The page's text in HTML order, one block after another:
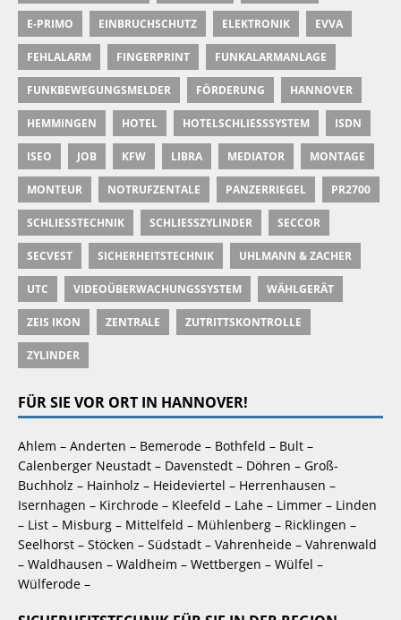
E-PRIMO EINBRUCHSCHUTZ ELEKTRONIK EVVA
FEHLALARM FINGERPRINT FUNKALARMANLAGE
FUNKBEWEGUNGSMELDER FÖRDERUNG HANNOVER
HEMMINGEN HOTEL HOTELSCHLIESSSYSTEM ISDN
ISEO JOB KFW LIBRA MEDIATOR MONTAGE
MONTEUR NOTRUFZENTALE PANZERRIEGEL PR2700
SCHLIESSTECHNIK SCHLIESSZYLINDER SECCOR
SECVEST SICHERHEITSTECHNIK UHLMANN & ZACHER
UTC VIDEOÜBERWACHUNGSSYSTEM WÄHLGERÄT
ZEIS IKON ZENTRALE ZUTRITTSKONTROLLE
ZYLINDER
FÜR SIE VOR ORT IN HANNOVER!
Ahlem – Anderten – Bemerode – Bothfeld – Bult –
Calenberger Neustadt – Davenstedt – Döhren – Groß-
Buchholz – Hainholz – Heideviertel – Herrenhausen –
Isernhagen – Kirchrode – Kleefeld – Lahe – Limmer – Linden
– List – Misburg – Mittelfeld – Mühlenberg – Ricklingen –
Seelhorst – Stöcken – Südstadt – Vahrenheide – Vahrenwald
– Waldhausen – Waldheim – Wettbergen – Wülfel –
Wülferode –